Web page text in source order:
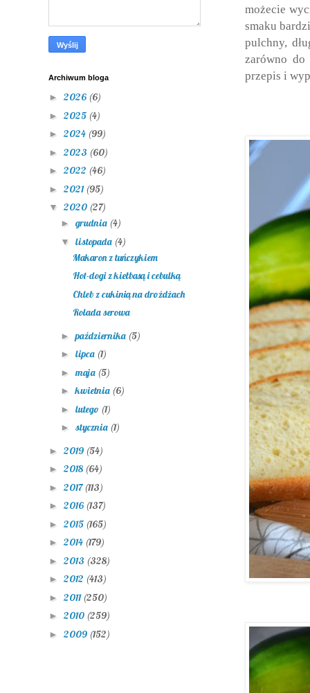
możecie
smaku
pulchny,
zarówno
przepis i
Archiwum bloga
► 2026 (6)
► 2025 (4)
► 2024 (99)
► 2023 (60)
► 2022 (46)
► 2021 (95)
▼ 2020 (27)
► grudnia (4)
▼ listopada (4)
Makaron z tuńczykiem
Hot-dogi z kiełbasą i cebulką
Chleb z cukinią na drożdżach
Rolada serowa
►października (5)
► lipca (1)
► maja (5)
►kwietnia (6)
► lutego (1)
► stycznia (1)
► 2019 (54)
► 2018 (64)
► 2017(113)
► 2016 (137)
► 2015 (165)
► 2014 (179)
► 2013 (328)
► 2012 (413)
► 2011 (250)
► 2010 (259)
► 2009 (152)